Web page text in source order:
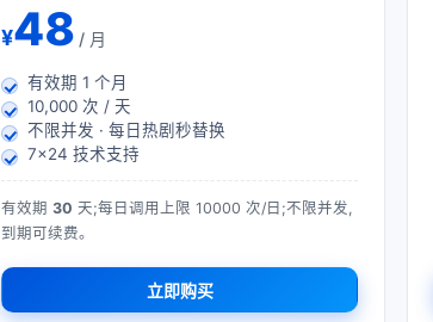
¥48 / 月
有效期 1 个月
10,000 次 / 天
不限并发 · 每日热剧秒替换
7×24 技术支持
有效期 30 天;每日调用上限 10000 次/日;不限并发,
到期可续费。
立即购买